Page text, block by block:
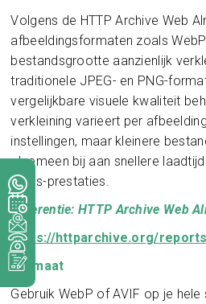
Volgens de HTTP Archive Web
afbeeldingsformaten zoals
bestandsgrootte aanzienlijk
traditionele JPEG- en PNG-
vergelijkbare visuele kwaliteit
verkleining varieert per
instellingen, maar kleinere
algemeen bij aan snellere
Vitals-prestaties.
Referentie: HTTP Archive Web
https://httparchive.org/reports
Formaat
Gebruik WebP of AVIF op je